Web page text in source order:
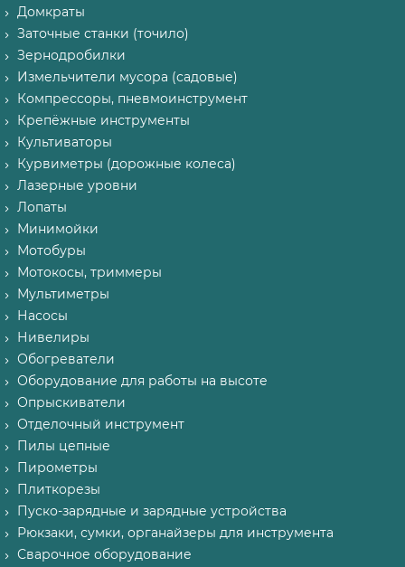
Домкраты
Заточные станки (точило)
Зернодробилки
Измельчители мусора (садовые)
Компрессоры, пневмоинструмент
Крепёжные инструменты
Культиваторы
Курвиметры (дорожные колеса)
Лазерные уровни
Лопаты
Минимойки
Мотобуры
Мотокосы, триммеры
Мультиметры
Насосы
Нивелиры
Обогреватели
Оборудование для работы на высоте
Опрыскиватели
Отделочный инструмент
Пилы цепные
Пирометры
Плиткорезы
Пуско-зарядные и зарядные устройства
Рюкзаки, сумки, органайзеры для инструмента
Сварочное оборудование